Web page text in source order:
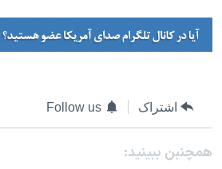
اشتراک Follow us
همچنبن ببینید: